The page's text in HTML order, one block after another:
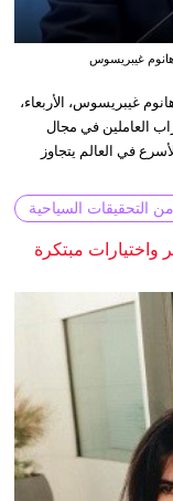
غيبريسوس
غيبريسوس، الأربعاء،
العاملين في مجال
في العالم يتجاوز
من التحقيقات السياحية
مبتكرة